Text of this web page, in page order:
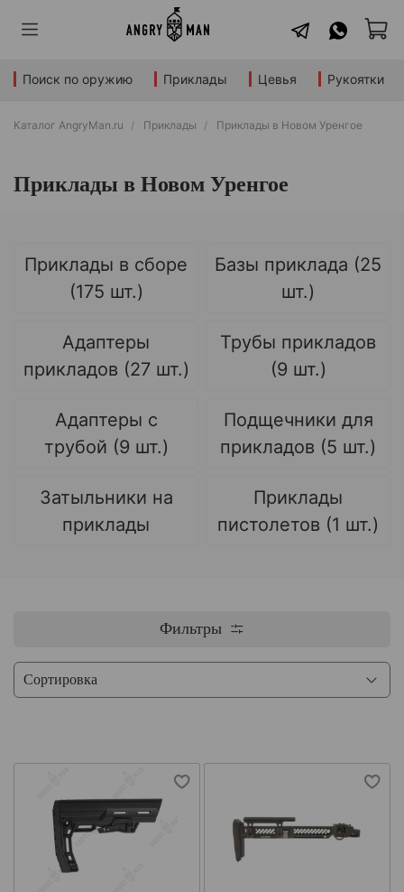
Поиск по оружию Приклады Цевья Рукоятки
Каталог AngryMan.ru Приклады Приклады в Новом Уренгое
Приклады в Новом Уренгое
Приклады в сборе
(175 шт.)
Базы приклада (25
шт.)
Адаптеры
прикладов (27 шт.)
Трубы прикладов
(9 шт.)
Адаптеры с
трубой (9 шт.)
Подщечники для
прикладов (5 шт.)
Затыльники на
приклады
Приклады
пистолетов (1 шт.)
Фильтры